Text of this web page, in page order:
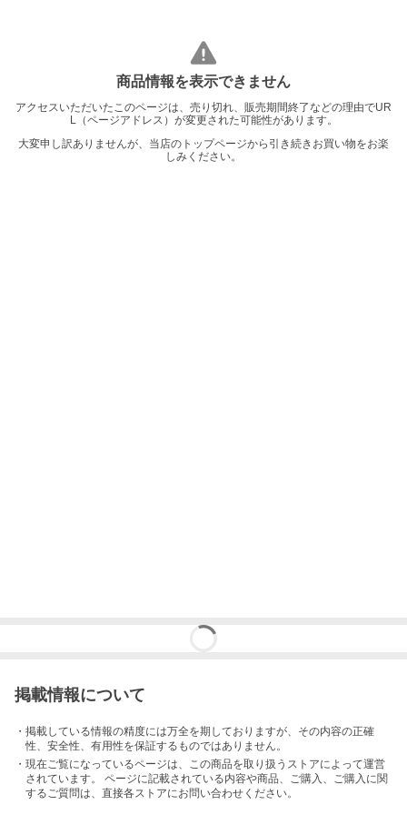
商品情報を表示できません
アクセスいただいたこのページは、売り切れ、販売期間終了などの理由でUR
L（ページアドレス）が変更された可能性があります。
大変申し訳ありませんが、当店のトップページから引き続きお買い物をお楽
しみください。
掲載情報について
・掲載している情報の精度には万全を期しておりますが、その内容の正確
性、安全性、有用性を保証するものではありません。
・現在ご覧になっているページは、この商品を取り扱うストアによって運営
されています。 ページに記載されている内容や商品、ご購入 、ご購入に関
するご質問は、直接各ストアにお問い合わせください。